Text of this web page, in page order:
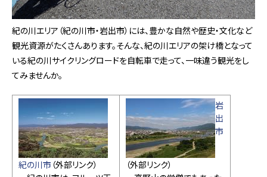
紀の川エリア（紀の川市・岩出市）には、豊かな自然や歴史・文化など
観光資源がたくさんあります。そんな、紀の川エリアの架け橋となって
いる紀の川サイクリングロードを自転車で走って、一味違う観光をし
てみませんか。
紀の川市 （外部リンク）
岩
出
市
（外部リンク）